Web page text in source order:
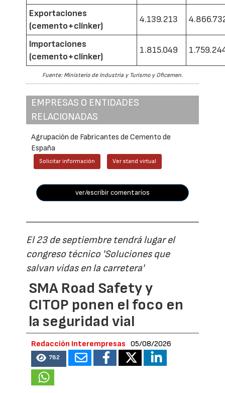
Exportaciones
(cemento+clínker)
4.139.213
Importaciones
(cemento+clínker)
1.815.049
Fuente: Ministerio de Industria y Turismo y Oficemen.
EMPRESAS O ENTIDADES
RELACIONADAS
Agrupación de Fabricantes de Cemento de
España
Solicitar información Ver stand virtual
ver/escribir comentarios
El 23 de septiembre tendrá lugar el
congreso técnico 'Soluciones que
salvan vidas en la carretera'
SMA Road Safety y
CITOP ponen el foco en
la seguridad vial
Redacción Interempresas 05/08/2026
782